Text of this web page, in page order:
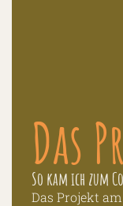
Das
So kam ich zum
Das Projekt